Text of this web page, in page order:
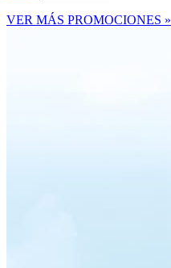
VER MÁS PROMOCIONES »